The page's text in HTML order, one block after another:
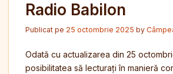
Radio Babilon
Publicat pe 25 octombrie 2025 by
Odată cu actualizarea din 25
posibilitatea să lecturați în manieră